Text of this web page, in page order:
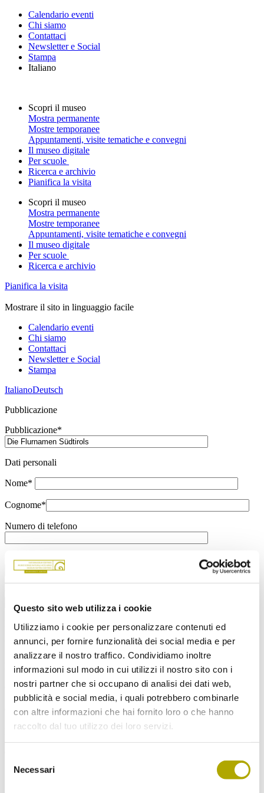
Questo sito web utilizza i cookie
Utilizziamo i cookie per personalizzare contenuti ed
annunci, per fornire funzionalità dei social media e per
analizzare il nostro traffico. Condividiamo inoltre
informazioni sul modo in cui utilizzi il nostro sito con i
nostri partner che si occupano di analisi dei dati web,
pubblicità e social media, i quali potrebbero combinarle
con altre informazioni che hai fornito loro o che hanno
raccolto dal tuo utilizzo dei loro servizi.
delNecessari
Calendario eventi
Chi siamo
Contattaci
Newsletter e Social
Stampa
Italiano
Scopri il museo
Mostra permanente
Mostre temporanee
Appuntamenti, visite tematiche e convegni
Il museo digitale
Per scuole
Ricerca e archivio
Pianifica la visita
Scopri il museo
Mostra permanente
Mostre temporanee
Appuntamenti, visite tematiche e convegni
Il museo digitale
Per scuole
Ricerca e archivio
Pianifica la visita
Mostrare il sito in linguaggio facile
Calendario eventi
Chi siamo
Contattaci
Newsletter e Social
Stampa
ItalianoDeutsch
Pubblicazione
Pubblicazione*
Dati personali
Nome*
Cognome*
Numero di telefono
Indirizzo mail*
Indirizzo
Via*
N° civico*
CAP*
Comune*
Land*
Ho letto e compreso
e acconsento al trattamento